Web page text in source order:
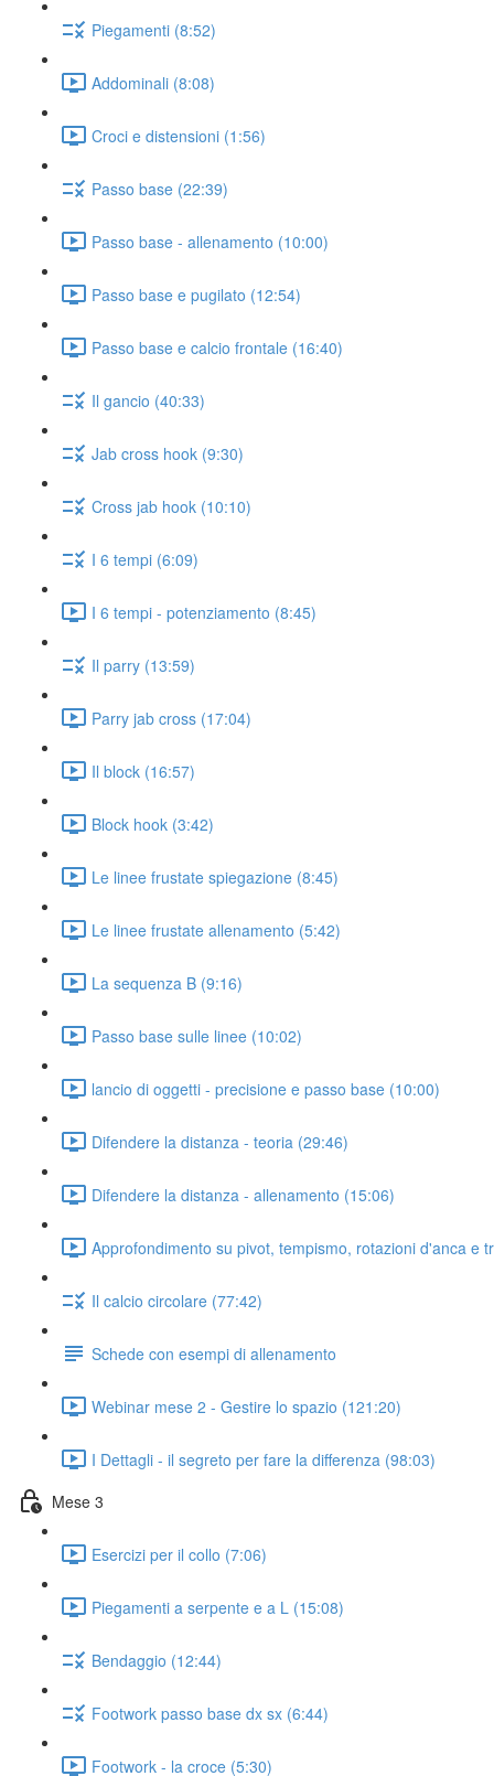
Piegamenti (8:52)
Addominali (8:08)
Croci e distensioni (1:56)
Passo base (22:39)
Passo base - allenamento (10:00)
Passo base e pugilato (12:54)
Passo base e calcio frontale (16:40)
Il gancio (40:33)
Jab cross hook (9:30)
Cross jab hook (10:10)
I 6 tempi (6:09)
I 6 tempi - potenziamento (8:45)
Il parry (13:59)
Parry jab cross (17:04)
Il block (16:57)
Block hook (3:42)
Le linee frustate spiegazione (8:45)
Le linee frustate allenamento (5:42)
La sequenza B (9:16)
Passo base sulle linee (10:02)
lancio di oggetti - precisione e passo base (10:00)
Difendere la distanza - teoria (29:46)
Difendere la distanza - allenamento (15:06)
Approfondimento su pivot, tempismo, rotazioni d'anca e
Il calcio circolare (77:42)
Schede con esempi di allenamento
Webinar mese 2 - Gestire lo spazio (121:20)
I Dettagli - il segreto per fare la differenza (98:03)
Mese 3
Esercizi per il collo (7:06)
Piegamenti a serpente e a L (15:08)
Bendaggio (12:44)
Footwork passo base dx sx (6:44)
Footwork - la croce (5:30)